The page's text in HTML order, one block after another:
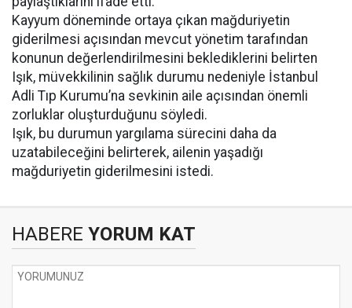
Kayyum döneminde ortaya çıkan mağduriyetin
giderilmesi açısından mevcut yönetim tarafından
konunun değerlendirilmesini beklediklerini belirten
Işık, müvekkilinin sağlık durumu nedeniyle İstanbul
Adli Tıp Kurumu’na sevkinin aile açısından önemli
zorluklar oluşturduğunu söyledi.
Işık, bu durumun yargılama sürecini daha da
uzatabileceğini belirterek, ailenin yaşadığı
mağduriyetin giderilmesini istedi.
HABERE YORUM KAT